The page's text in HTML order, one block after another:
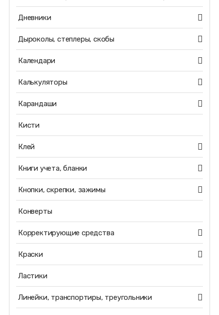
Дневники
Дыроколы, степлеры, скобы
Календари
Калькуляторы
Карандаши
Кисти
Клей
Книги учета, бланки
Кнопки, скрепки, зажимы
Конверты
Корректирующие средства
Краски
Ластики
Линейки, транспортиры, треугольники